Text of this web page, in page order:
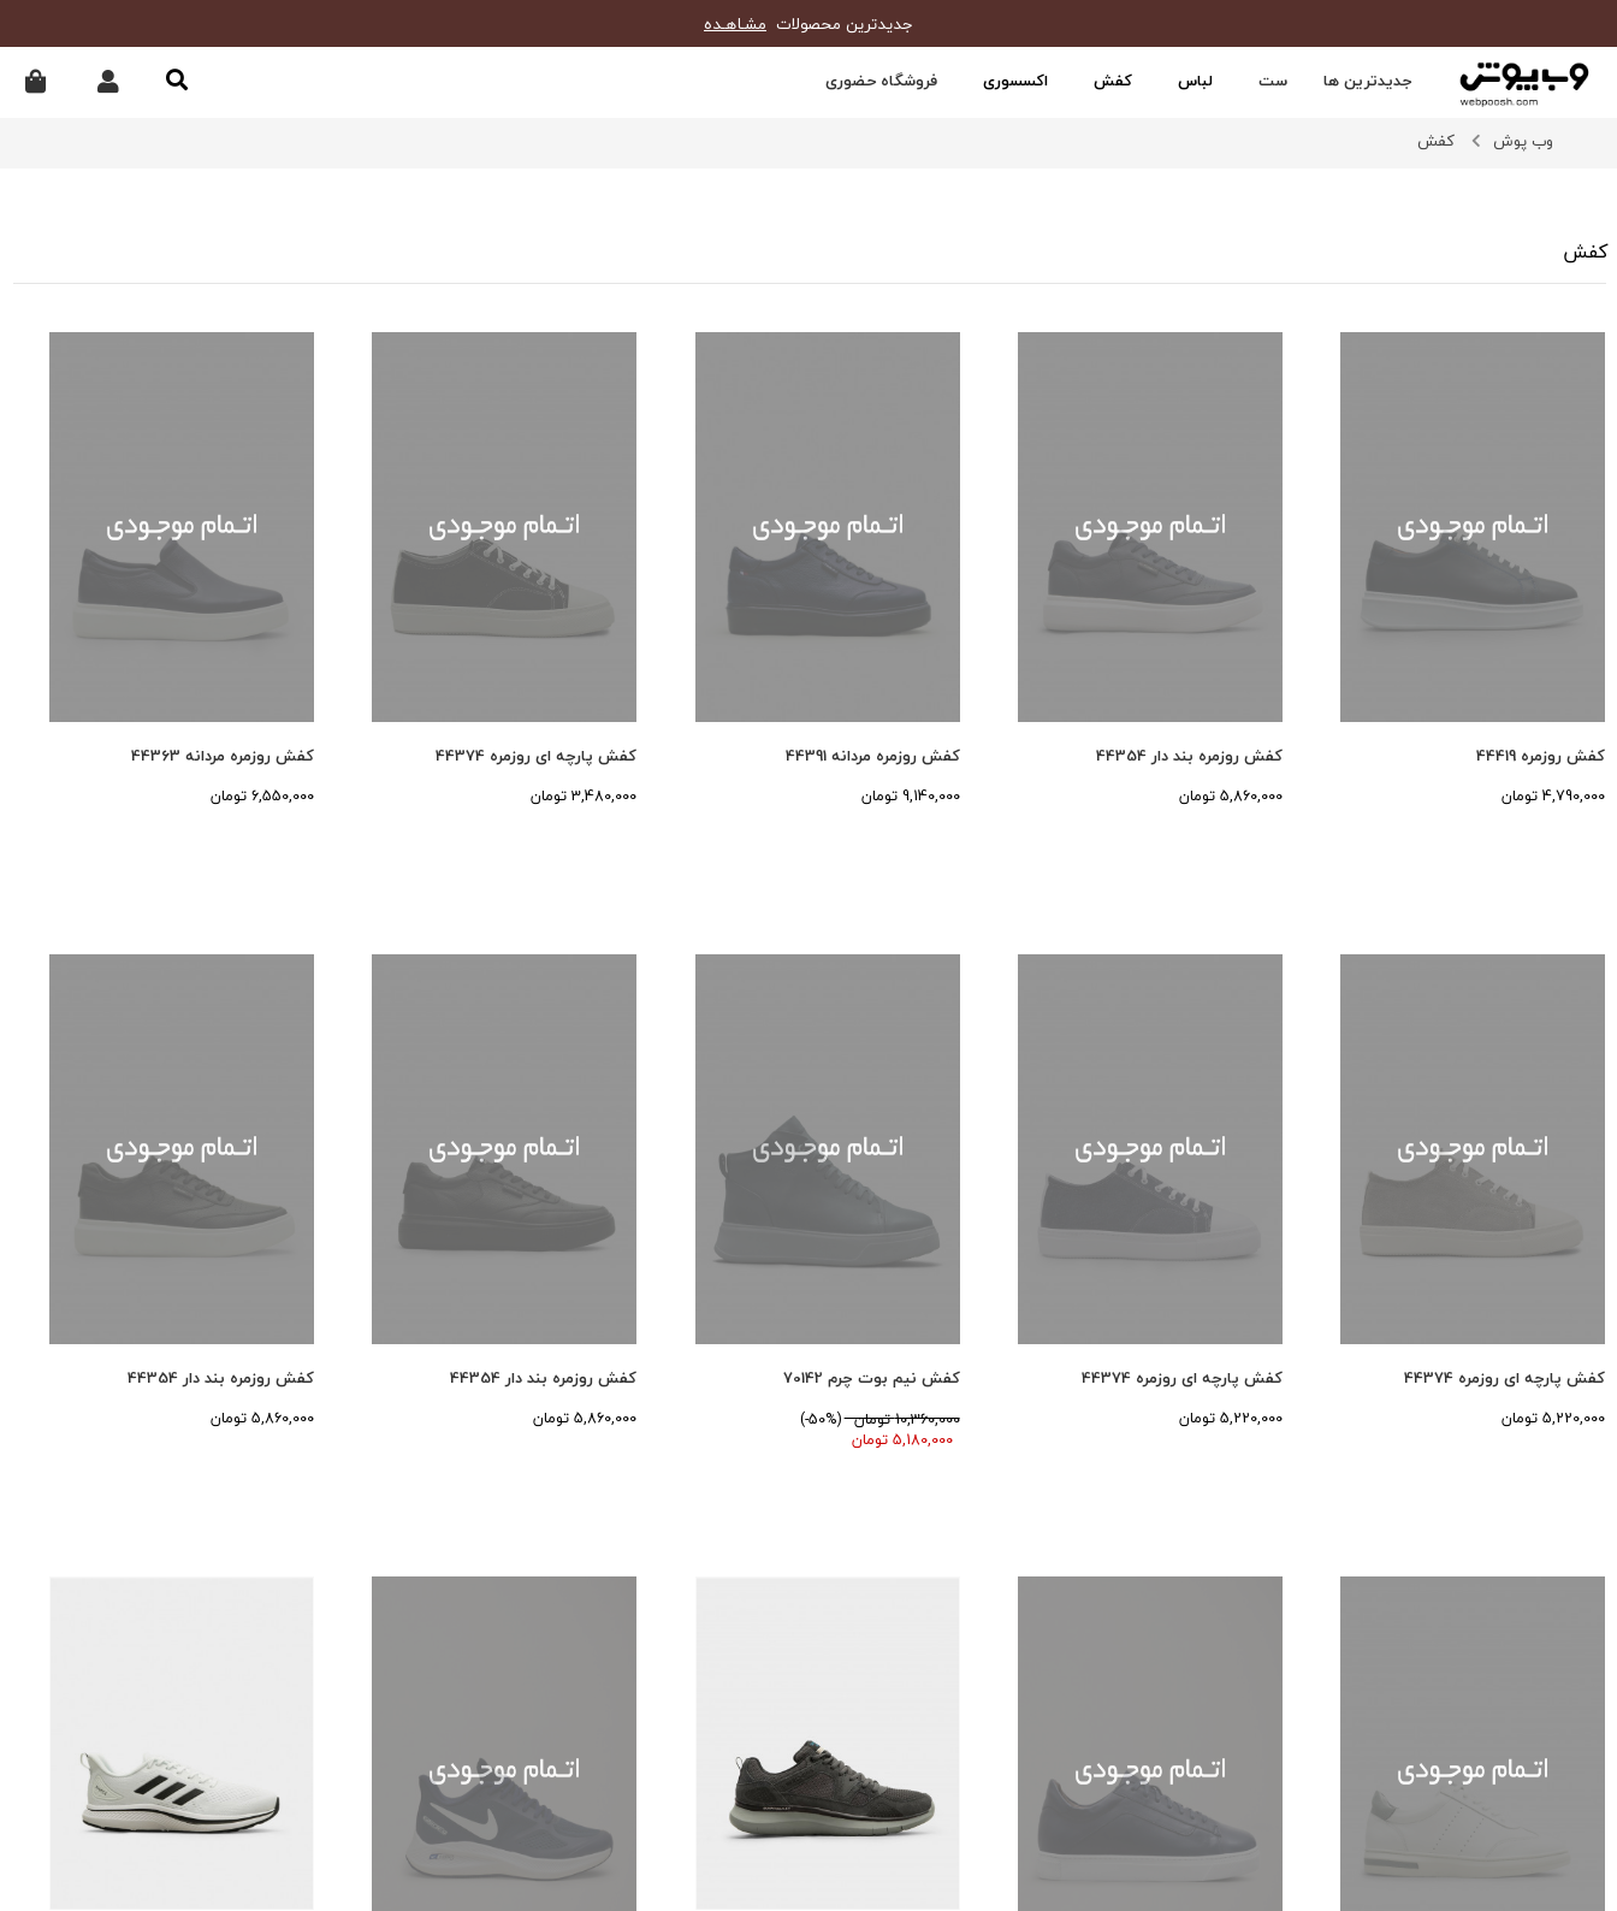
جدیدترین محصولات مشـاهـده
جدیدترین ها ست لباس کفش اکسسوری فروشگاه حضوری
وب پوش کفش
کفش
کفش روزمره 44419
4,790,000 تومان
کفش روزمره بند دار 44354
5,860,000 تومان
کفش روزمره مردانه 44391
9,140,000 تومان
کفش پارچه ای روزمره 44374
3,480,000 تومان
کفش روزمره مردانه 44363
6,550,000 تومان
کفش پارچه ای روزمره 44374
5,220,000 تومان
کفش پارچه ای روزمره 44374
5,220,000 تومان
کفش نیم بوت چرم 70142
10,360,000 تومان
(50%-)
5,180,000 تومان
کفش روزمره بند دار 44354
5,860,000 تومان
کفش روزمره بند دار 44354
5,860,000 تومان